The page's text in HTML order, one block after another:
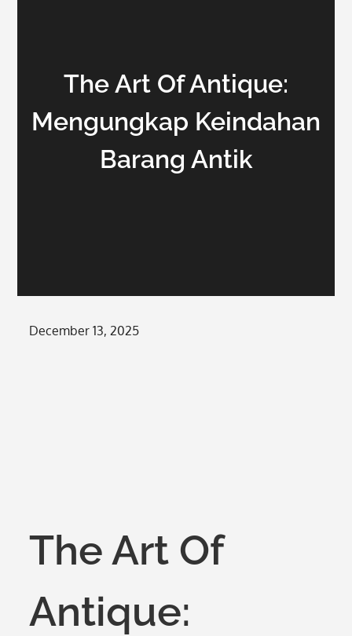
The Art Of Antique:
Mengungkap Keindahan
Barang Antik
Posted
December 13, 2025
The Art Of
Antique: